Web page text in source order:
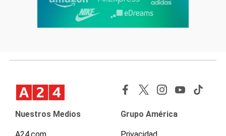
Nuestros Medios Grupo América